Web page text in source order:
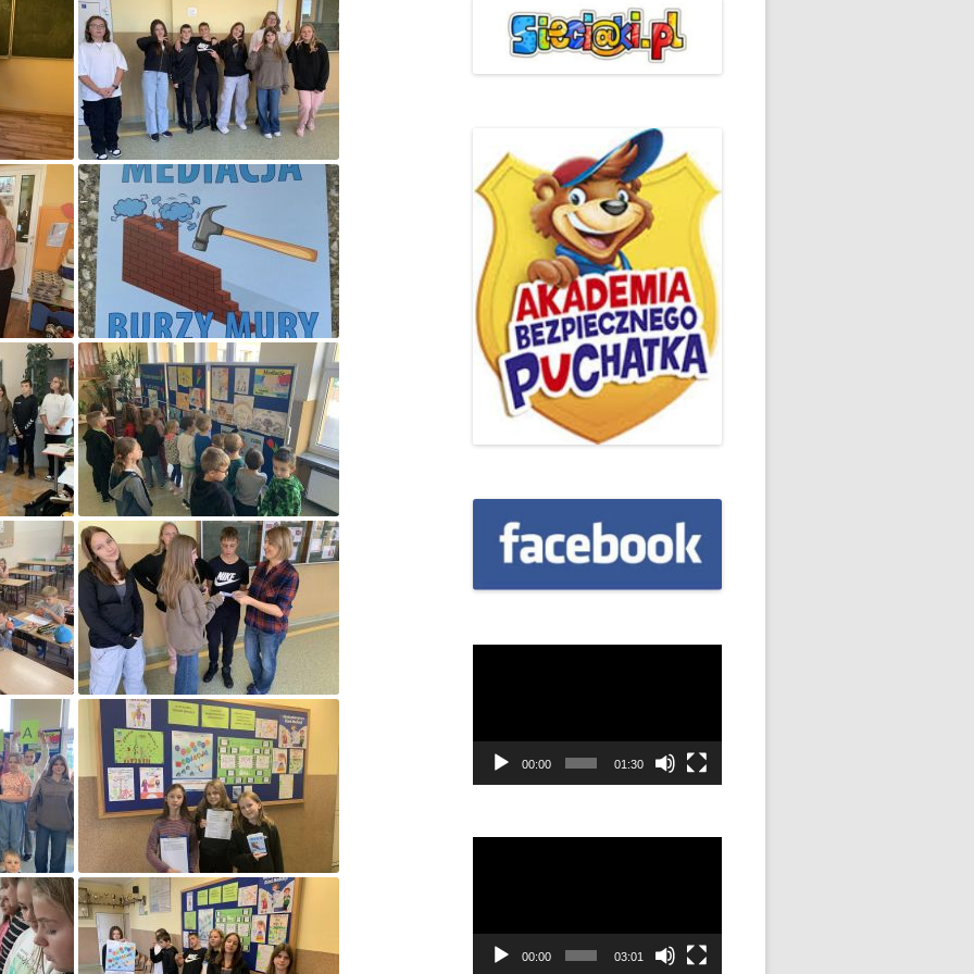
„PRZEPROWADZKA” MBP
POZYTYWNEGO 2.0″ZADANIE
CERTYFIKACYJNE NA MIESIĄC
PAŹDZIERNIK 2022R.TEMAT:
SAMODZIELNOŚĆ U UCZNIÓW
I UCZENNIC ORAZ BUDOWAĆ
NA MIESIĄC CZERWIEC
„TO JEST KTOŚ” SPOTKANIE Z
„TU SIĘ DBA O DOBROSTAN”
RAMACH PROGRAMU SZKOŁA
ŻYCZLIWOŚCI I POZDROWIEŃ
PODSUMOWANIE DZIAŁAŃ
EUROPEJSKI TYDZIEŃ
ŚWIADOMOŚCI DYSLEKSJI
'2019
DZIEŃ BEZPIECZNEGO
INTERNETU ’2020
SZKOLNY DZIEŃ PROFILAKTYKI
W SP NR 1 W HRUBIESZOWIE –
2019
ZAKOŃCZENIE VIII EDYCJI
WARSZTATÓW „MĄDRZY
RODZICE”
Odtwarzacz
00:00 01:30
Odtwarzacz
00:00 03:01